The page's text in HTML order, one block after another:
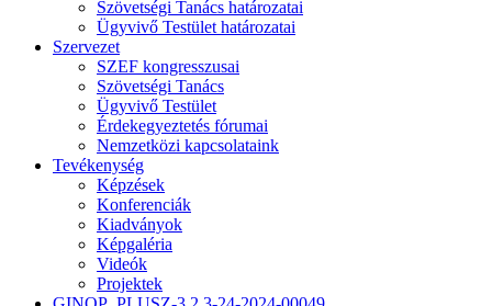
Szövetségi Tanács határozatai
Ügyvivő Testület határozatai
Szervezet
SZEF kongresszusai
Szövetségi Tanács
Ügyvivő Testület
Érdekegyeztetés fórumai
Nemzetközi kapcsolataink
Tevékenység
Képzések
Konferenciák
Kiadványok
Képgaléria
Videók
Projektek